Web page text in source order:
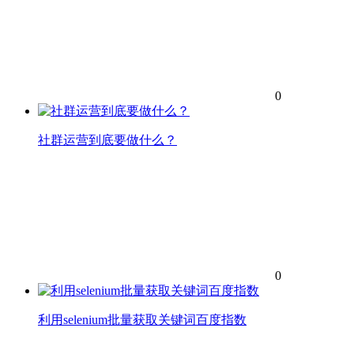
0
社群运营到底要做什么？
0
利用selenium批量获取关键词百度指数